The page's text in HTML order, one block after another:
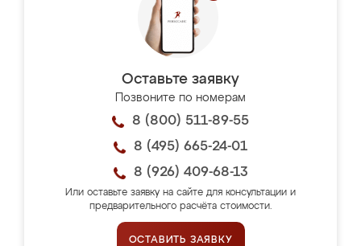
Оставьте заявку
Позвоните по номерам
8 (800) 511-89-55
8 (495) 665-24-01
8 (926) 409-68-13
Или оставьте заявку на сайте для консультации и
предварительного расчёта стоимости.
ОСТАВИТЬ ЗАЯВКУ